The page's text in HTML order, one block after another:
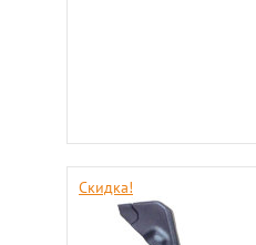
Скидка!